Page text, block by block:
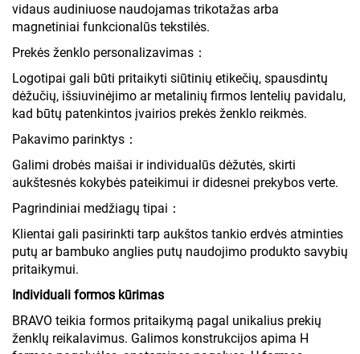
vidaus audiniuose naudojamas trikotažas arba
magnetiniai funkcionalūs tekstilės.
Prekės ženklo personalizavimas：
Logotipai gali būti pritaikyti siūtinių etikečių, spausdintų
dėžučių, išsiuvinėjimo ar metalinių firmos lentelių pavidalu,
kad būtų patenkintos įvairios prekės ženklo reikmės.
Pakavimo parinktys：
Galimi drobės maišai ir individualūs dėžutės, skirti
aukštesnės kokybės pateikimui ir didesnei prekybos verte.
Pagrindiniai medžiagų tipai：
Klientai gali pasirinkti tarp aukštos tankio erdvės atminties
putų ar bambuko anglies putų naudojimo produkto savybių
pritaikymui.
Individuali formos kūrimas
BRAVO teikia formos pritaikymą pagal unikalius prekių
ženklų reikalavimus. Galimos konstrukcijos apima H